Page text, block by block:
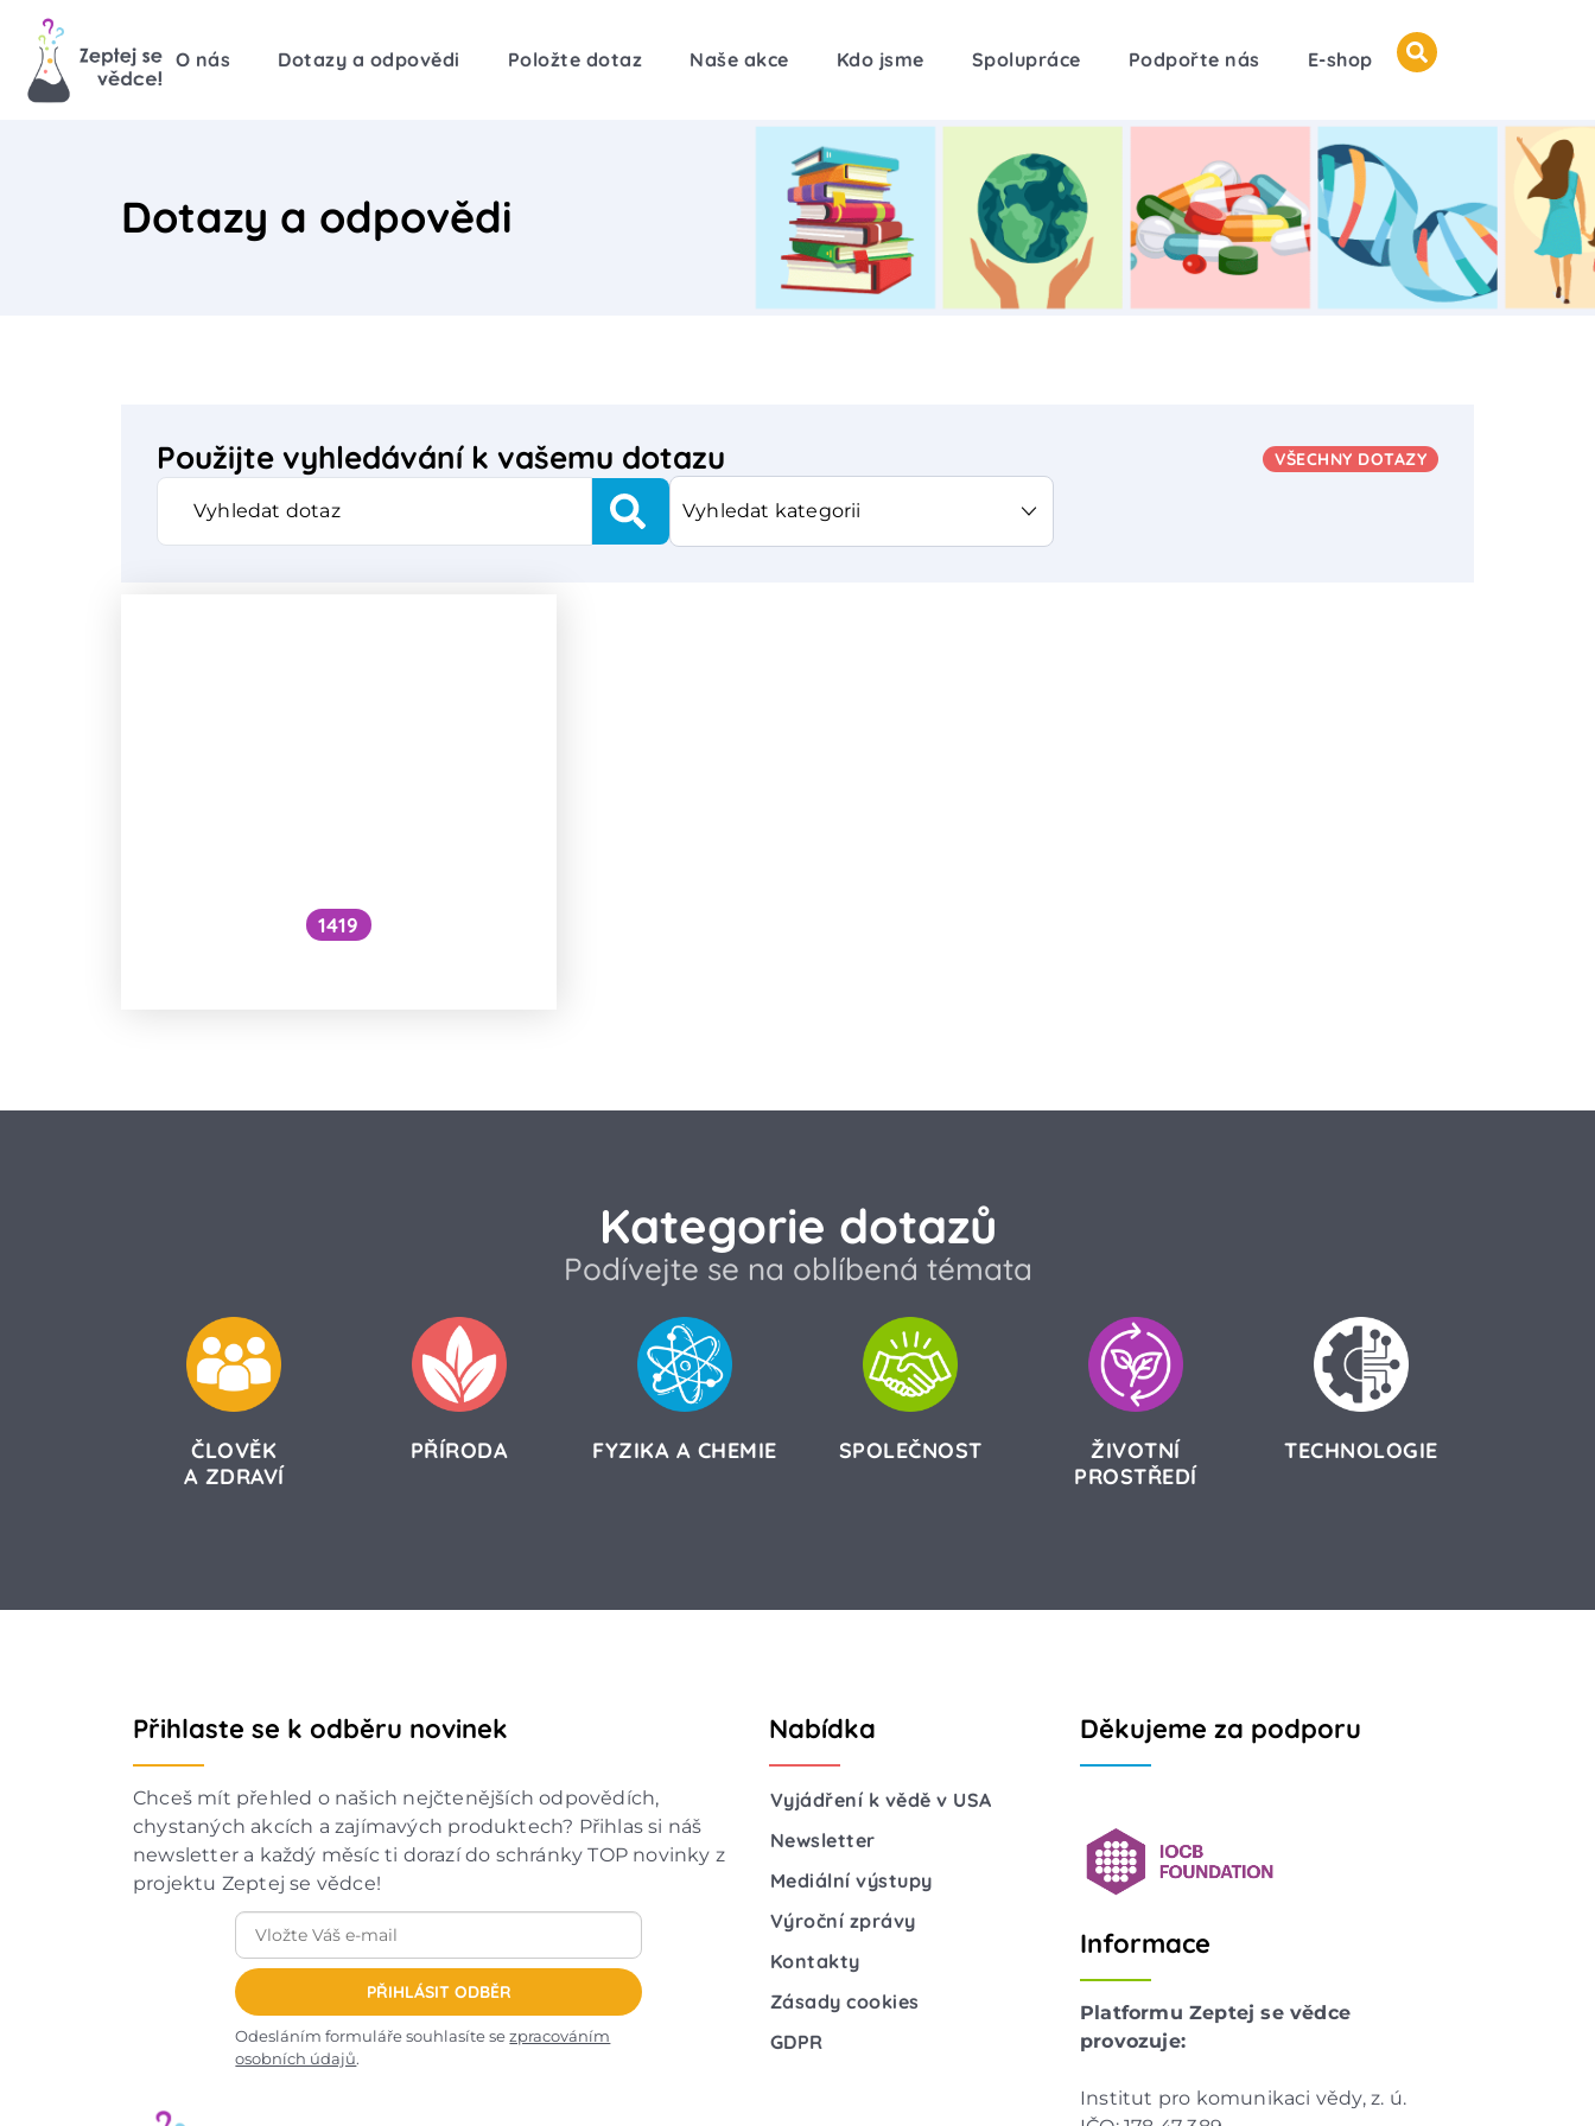
O nás Dotazy a odpovědi Položte dotaz Naše akce Kdo jsme Spolupráce Podpořte nás E-shop
Dotazy a odpovědi
Použijte vyhledávání k vašemu dotazu VŠECHNY DOTAZY
1419
Kategorie dotazů
Podívejte se na oblíbená témata
ČLOVĚK
A ZDRAVÍ
PŘÍRODA FYZIKA A CHEMIE SPOLEČNOST
ŽIVOTNÍ
PROSTŘEDÍ
TECHNOLOGIE
Přihlaste se k odběru novinek
Chceš mít přehled o našich nejčtenějších odpovědích,
chystaných akcích a zajímavých produktech? Přihlas si náš
newsletter a každý měsíc ti dorazí do schránky TOP novinky z
projektu Zeptej se vědce!
PŘIHLÁSIT ODBĚR
Odesláním formuláře souhlasíte sezpracováním
osobních údajů.
Nabídka
Vyjádření k vědě v USA
Newsletter
Mediální výstupy
Výroční zprávy
Kontakty
Zásady cookies
GDPR
Děkujeme za podporu
Informace
Platformu Zeptej se vědce
provozuje:
Institut pro komunikaci vědy, z. ú.